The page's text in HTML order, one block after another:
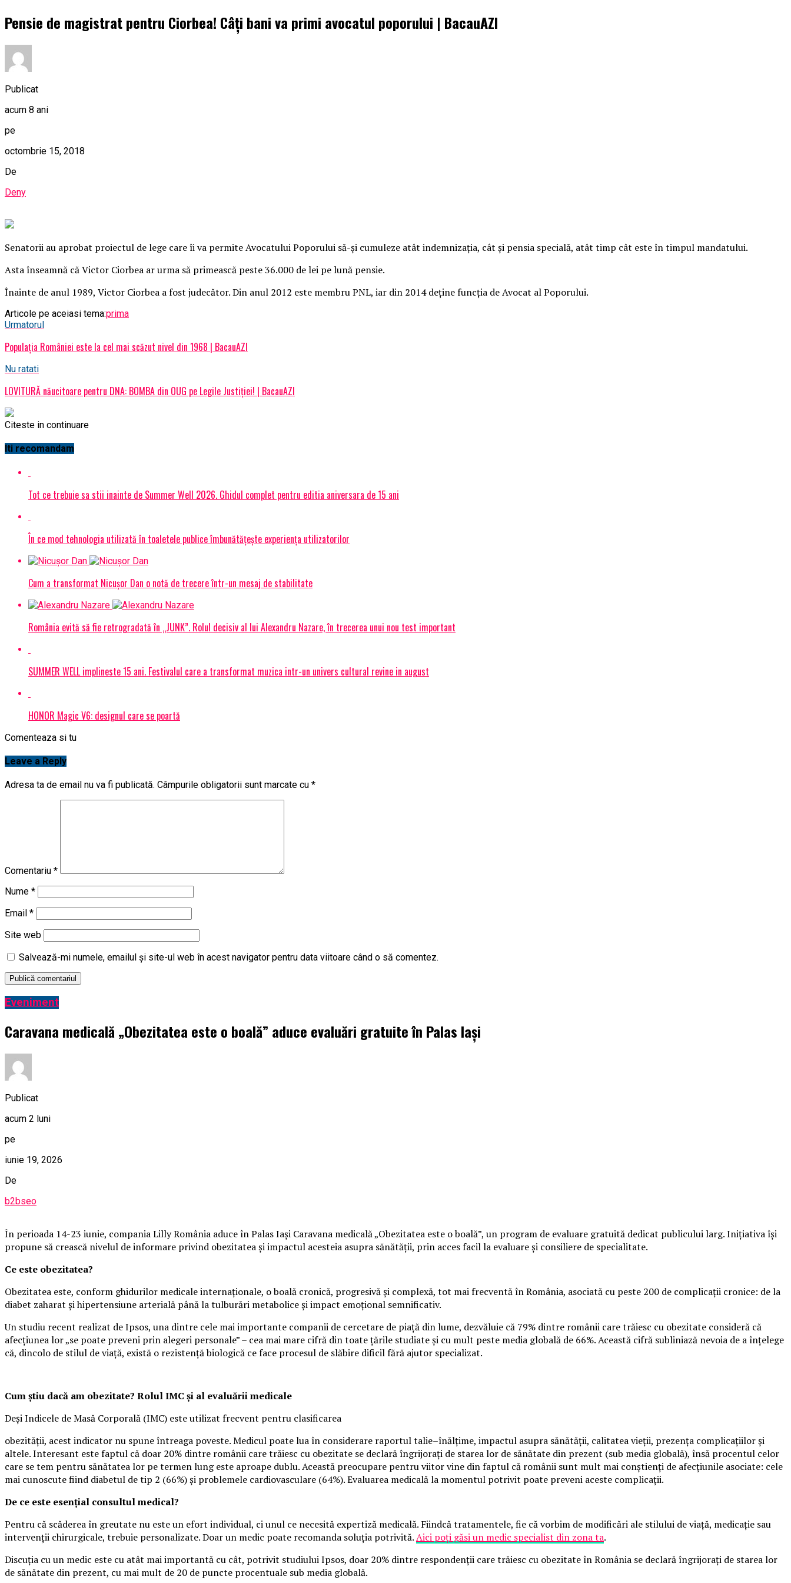
Pensie de magistrat pentru Ciorbea! Câţi bani va primi avocatul poporului | BacauAZI
Publicat
acum 8 ani
pe
octombrie 15, 2018
De
Deny
Senatorii au aprobat proiectul de lege care îi va permite Avocatului Poporului să-şi cumuleze atât indemnizaţia, cât şi pensia specială, atât timp cât este în timpul mandatului.
Asta înseamnă că Victor Ciorbea ar urma să primească peste 36.000 de lei pe lună pensie.
Înainte de anul 1989, Victor Ciorbea a fost judecător. Din anul 2012 este membru PNL, iar din 2014 deţine funcţia de Avocat al Poporului.
Articole pe aceiasi tema:prima
Urmatorul
Populaţia României este la cel mai scăzut nivel din 1968 | BacauAZI
Nu ratati
LOVITURĂ năucitoare pentru DNA: BOMBA din OUG pe Legile Justiției! | BacauAZI
Citeste in continuare
Iti recomandam
Tot ce trebuie sa stii inainte de Summer Well 2026. Ghidul complet pentru editia aniversara de 15 ani
În ce mod tehnologia utilizată în toaletele publice îmbunătățește experiența utilizatorilor
Cum a transformat Nicușor Dan o notă de trecere într-un mesaj de stabilitate
România evită să fie retrogradată în „JUNK”. Rolul decisiv al lui Alexandru Nazare, în trecerea unui nou test important
SUMMER WELL implineste 15 ani. Festivalul care a transformat muzica intr-un univers cultural revine in august
HONOR Magic V6: designul care se poartă
Comenteaza si tu
Leave a Reply
Adresa ta de email nu va fi publicată. Câmpurile obligatorii sunt marcate cu *
Comentariu *
Nume *
Email *
Site web
Salvează-mi numele, emailul și site-ul web în acest navigator pentru data viitoare când o să comentez.
Eveniment
Caravana medicală „Obezitatea este o boală” aduce evaluări gratuite în Palas Iași
Publicat
acum 2 luni
pe
iunie 19, 2026
De
b2bseo
În perioada 14-23 iunie, compania Lilly România aduce în Palas Iași Caravana medicală „Obezitatea este o boală”, un program de evaluare gratuită dedicat publicului larg. Inițiativa își
propune să crească nivelul de informare privind obezitatea și impactul acesteia asupra sănătății, prin acces facil la evaluare și consiliere de specialitate.
Ce este obezitatea?
Obezitatea este, conform ghidurilor medicale internaționale, o boală cronică, progresivă și complexă, tot mai frecventă în România, asociată cu peste 200 de complicații cronice: de la
diabet zaharat și hipertensiune arterială până la tulburări metabolice și impact emoțional semnificativ.
Un studiu recent realizat de Ipsos, una dintre cele mai importante companii de cercetare de piață din lume, dezvăluie că 79% dintre românii care trăiesc cu obezitate consideră că
afecțiunea lor „se poate preveni prin alegeri personale” – cea mai mare cifră din toate țările studiate și cu mult peste media globală de 66%. Această cifră subliniază nevoia de a înțelege
că, dincolo de stilul de viață, există o rezistență biologică ce face procesul de slăbire dificil fără ajutor specializat.
Cum știu dacă am obezitate? Rolul IMC și al evaluării medicale
Deși Indicele de Masă Corporală (IMC) este utilizat frecvent pentru clasificarea
obezității, acest indicator nu spune întreaga poveste. Medicul poate lua în considerare raportul talie–înălțime, impactul asupra sănătății, calitatea vieții, prezența complicațiilor și
altele. Interesant este faptul că doar 20% dintre românii care trăiesc cu obezitate se declară îngrijorați de starea lor de sănătate din prezent (sub media globală), însă procentul celor
care se tem pentru sănătatea lor pe termen lung este aproape dublu. Această preocupare pentru viitor vine din faptul că românii sunt mult mai conștienți de afecțiunile asociate: cele
mai cunoscute fiind diabetul de tip 2 (66%) și problemele cardiovasculare (64%). Evaluarea medicală la momentul potrivit poate preveni aceste complicații.
De ce este esențial consultul medical?
Pentru că scăderea în greutate nu este un efort individual, ci unul ce necesită expertiză medicală. Fiindcă tratamentele, fie că vorbim de modificări ale stilului de viață, medicație sau
intervenții chirurgicale, trebuie personalizate. Doar un medic poate recomanda soluția potrivită.Aici poți găsi un medic specialist din zona ta.
Discuția cu un medic este cu atât mai importantă cu cât, potrivit studiului Ipsos, doar 20% dintre respondenții care trăiesc cu obezitate în România se declară îngrijorați de starea lor
de sănătate din prezent, cu mai mult de 20 de puncte procentuale sub media globală.